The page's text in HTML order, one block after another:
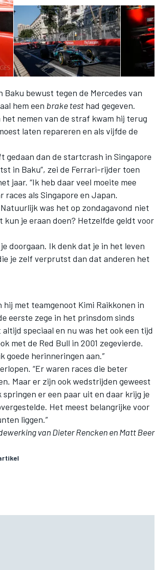
bewust tegen de Mercedes van
hem een brake test had gegeven.
nemen van de straf kwam hij terug
laten repareren en als vijfde de
dan de startcrash in Singapore
in Baku”, zei de Ferrari-rijder toen
jaar. “Ik heb daar veel moeite mee
als Singapore en Japan.
was het op zondagavond niet
kun je eraan doen? Hetzelfde geldt voor
doorgaan. Ik denk dat je in het leven
je zelf verprutst dan dat anderen het
met teamgenoot Kimi Raikkonen in
eerste zege in het prinsdom sinds
speciaal en nu was het ook een tijd
met de Red Bull in 2001 zegevierde.
goede herinneringen aan.”
“Er waren races die beter
Maar er zijn ook wedstrijden geweest
er een paar uit en daar krijg je
Het meest belangrijke voor
liggen.”
van Dieter Rencken en Matt Beer